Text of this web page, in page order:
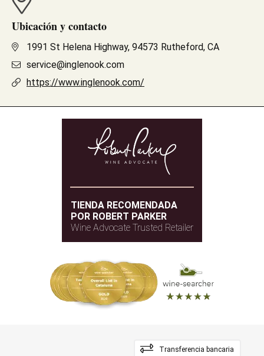
Ubicación y contacto
1991 St Helena Highway, 94573 Rutheford, CA
service@inglenook.com
https://www.inglenook.com/
TIENDA RECOMENDADA
POR ROBERT PARKER
Wine Advocate Trusted Retailer
Transferencia bancaria